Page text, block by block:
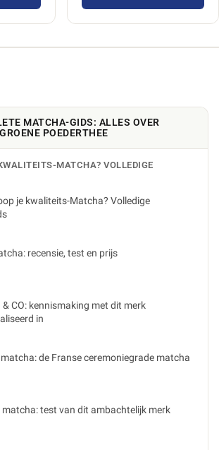
MATCHA-GIDS: ALLES OVER
POEDERTHEE
MATCHA? VOLLEDIGE
je kwaliteits-Matcha? Volledige
recensie, test en prijs
CO: kennismaking met dit merk
in
de Franse ceremoniegrade matcha
matcha: test van dit ambachtelijk merk